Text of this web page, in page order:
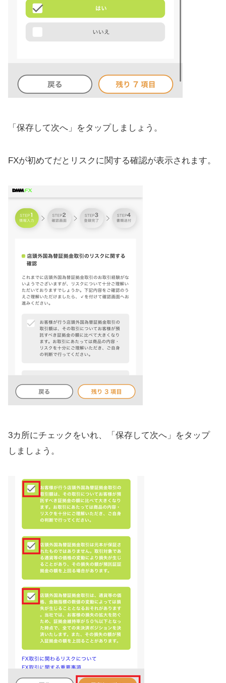
「保存して次へ」をタップしましょう。
FXが初めてだとリスクに関する確認が表示されます。
3カ所にチェックをいれ、「保存して次へ」をタップ
しましょう。